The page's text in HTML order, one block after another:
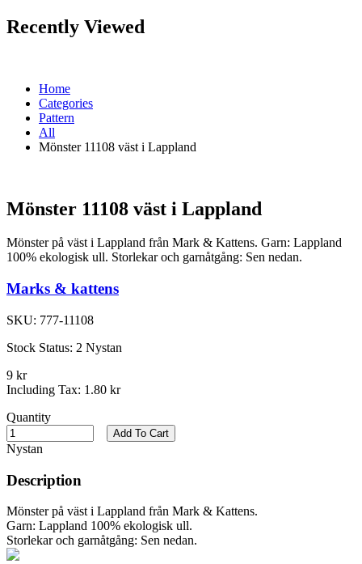
Recently Viewed
Home
Categories
Pattern
All
Mönster 11108 väst i Lappland
Mönster 11108 väst i Lappland
Mönster på väst i Lappland från Mark & Kattens. Garn: Lappland
100% ekologisk ull. Storlekar och garnåtgång: Sen nedan.
Marks & kattens
SKU: 777-11108
Stock Status: 2 Nystan
9 kr
Including Tax: 1.80 kr
Quantity
Nystan
Add To Cart
Description
Mönster på väst i Lappland från Mark & Kattens.
Garn: Lappland 100% ekologisk ull.
Storlekar och garnåtgång: Sen nedan.